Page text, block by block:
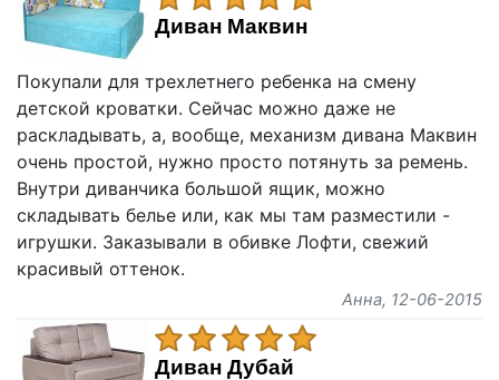
Диван Маквин
Покупали для трехлетнего ребенка на смену
детской кроватки. Сейчас можно даже не
раскладывать, а, вообще, механизм дивана Маквин
очень простой, нужно просто потянуть за ремень.
Внутри диванчика большой ящик, можно
складывать белье или, как мы там разместили -
игрушки. Заказывали в обивке Лофти, свежий
красивый оттенок.
Анна, 12-06-2015
Диван Дубай